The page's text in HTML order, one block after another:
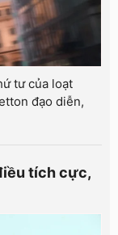
tư của loạt
đạo diễn,
tích cực,